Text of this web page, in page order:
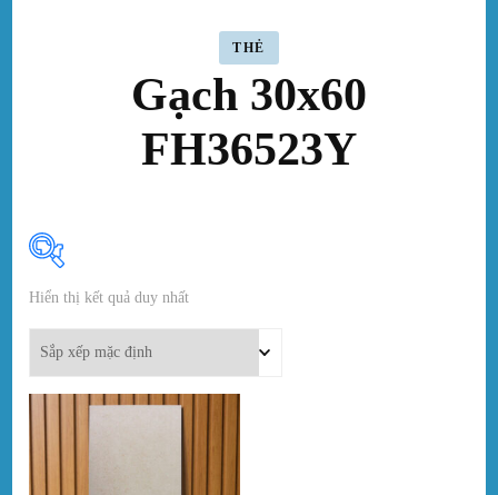
THẺ
Gạch 30x60
FH36523Y
In stock
On sale(0)
Hiển thị kết quả duy nhất